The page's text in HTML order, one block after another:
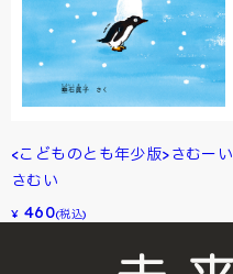
<こどものとも年少版>さむーい
さむい
¥ 460(税込)